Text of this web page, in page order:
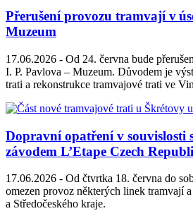
Přerušení provozu tramvají v
Muzeum
17.06.2026 - Od 24. června bude
I. P. Pavlova – Muzeum. Důvodem je
trati a rekonstrukce tramvajové trati ve
Dopravní opatření v souvislosti
závodem L’Etape Czech
17.06.2026 - Od čtvrtka 18. června do
omezen provoz některých linek tramvají
a Středočeského kraje.